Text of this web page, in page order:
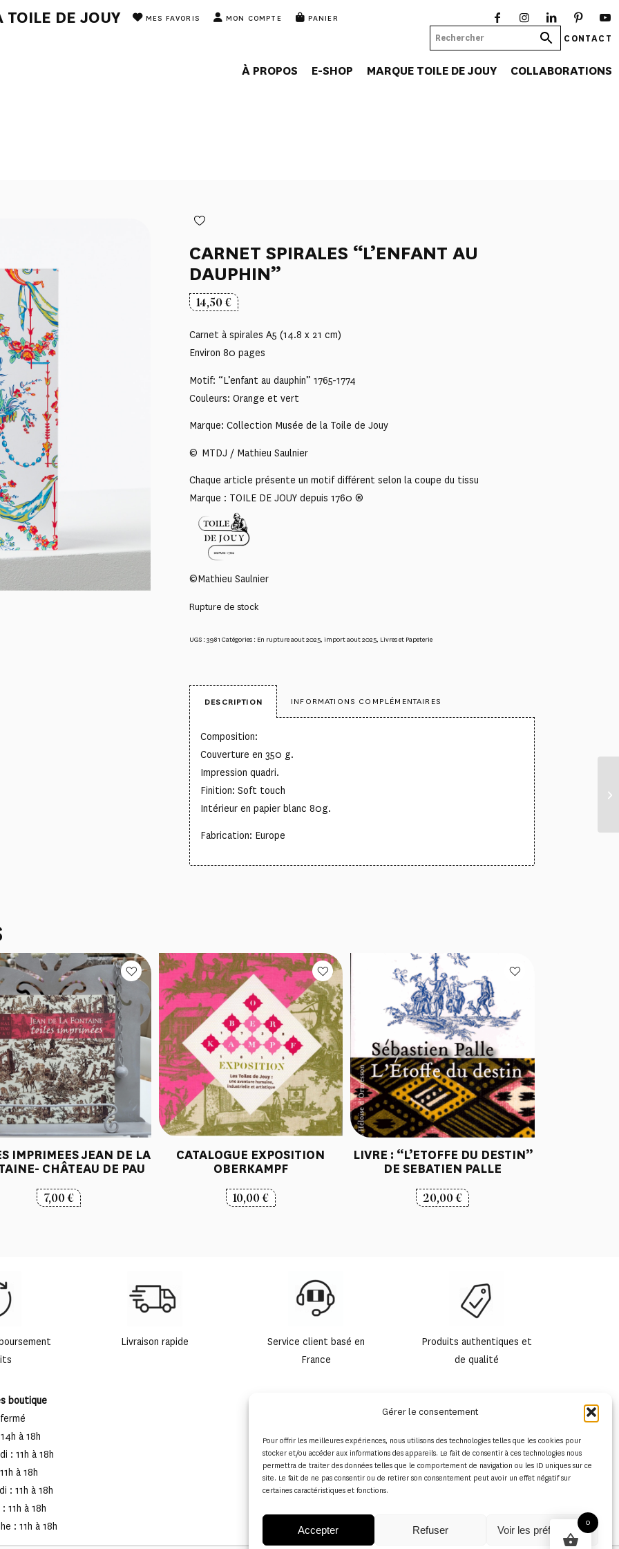
Gérer le consentement
Pour offrir les meilleures expériences, nous utilisons des technologies telles que les cookies pour
stocker et/ou accéder aux informations des appareils. Le fait de consentir à ces technologies nous
permettra de traiter des données telles que le comportement de navigation ou les ID uniques sur ce
site. Le fait de ne pas consentir ou de retirer son consentement peut avoir un effet négatif sur
certaines caractéristiques et fonctions.
Accepter Refuser Voir les préférences
TOILE DE JOUY MES FAVORIS MON COMPTE PANIER
CONTACT
À PROPOS E-SHOP MARQUE TOILE DE JOUY COLLABORATIONS
CARNET SPIRALES “L’ENFANT AU
DAUPHIN”
14,50€
Carnet à spirales A5 (14.8 x 21 cm)
Environ 80 pages
Motif: “L’enfant au dauphin” 1765-1774
Couleurs: Orange et vert
Marque: Collection Musée de la Toile de Jouy
© MTDJ / Mathieu Saulnier
Chaque article présente un motif différent selon la coupe du tissu
Marque : TOILE DE JOUY depuis 1760 ®
©Mathieu Saulnier
Rupture de stock
UGS :3981 Catégories : En rupture aout 2025 import aout 2025 Livres et Papeterie
DESCRIPTION INFORMATIONS COMPLÉMENTAIRES
Composition:
Couverture en 350 g.
Impression quadri.
Finition: Soft touch
Intérieur en papier blanc 80g.
Fabrication: Europe
IMPRIMEES JEAN DE LA
CHÂTEAU DE PAU
7,00€
CATALOGUE EXPOSITION
OBERKAMPF
10,00€
LIVRE : “L’ETOFFE DU DESTIN”
DE SEBATIEN PALLE
20,00€
Livraison rapide
Service client basé en
France
Produits authentiques et
de qualité
boutique
à 18h
: 11h à 18h
à 18h
: 11h à 18h
11h à 18h
: 11h à 18h
0